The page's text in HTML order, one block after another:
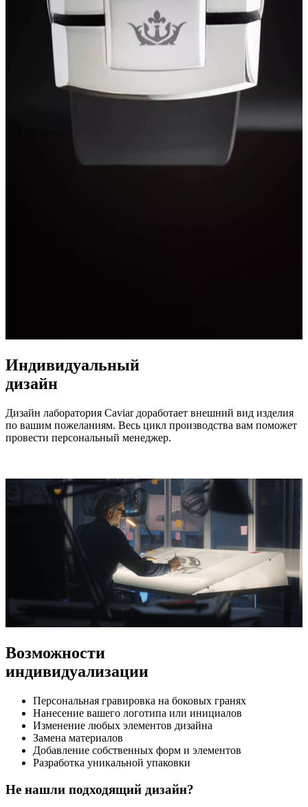
Индивидуальный
дизайн
Дизайн лаборатория Caviar доработает внешний вид изделия
по вашим пожеланиям. Весь цикл производства вам поможет
провести персональный менеджер.
Возможности
индивидуализации
Персональная гравировка на боковых гранях
Нанесение вашего логотипа или инициалов
Изменение любых элементов дизайна
Замена материалов
Добавление собственных форм и элементов
Разработка уникальной упаковки
Не нашли подходящий дизайн?